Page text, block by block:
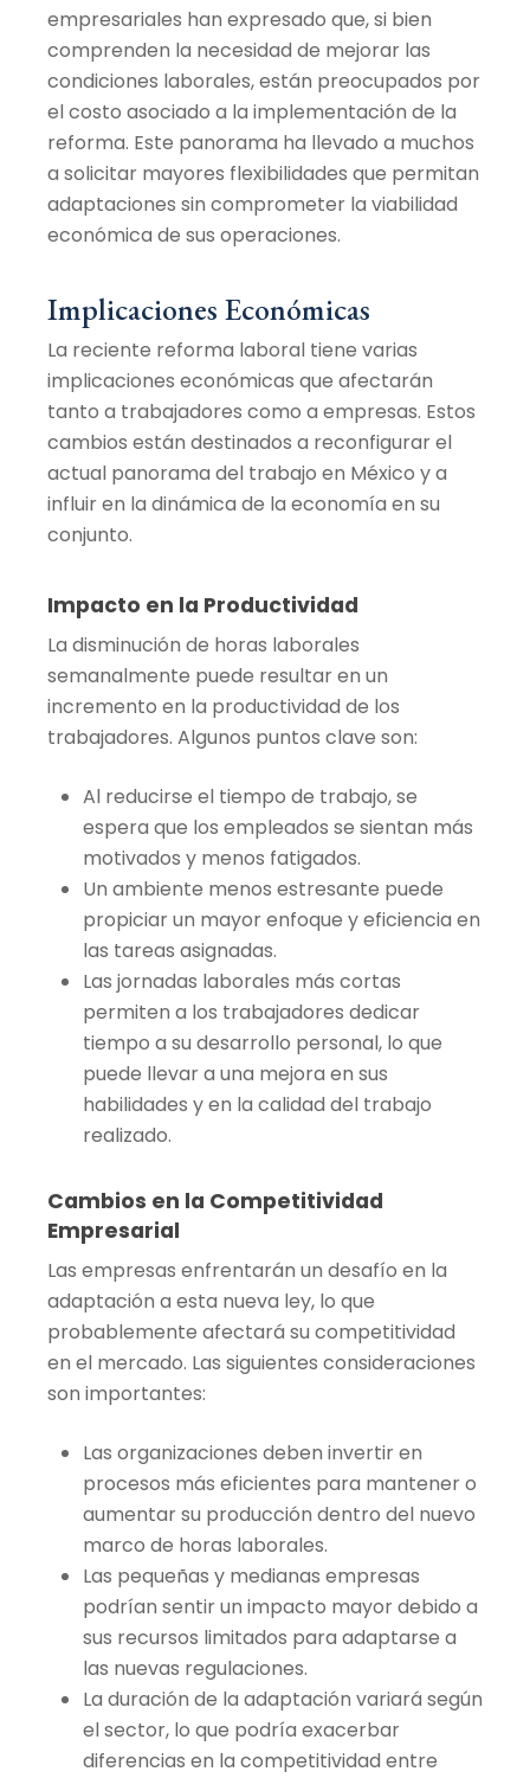
empresariales han expresado que, si bien
comprenden la necesidad de mejorar las
condiciones laborales, están preocupados por
el costo asociado a la implementación de la
reforma. Este panorama ha llevado a muchos
a solicitar mayores flexibilidades que permitan
adaptaciones sin comprometer la viabilidad
económica de sus operaciones.
Implicaciones Económicas
La reciente reforma laboral tiene varias
implicaciones económicas que afectarán
tanto a trabajadores como a empresas. Estos
cambios están destinados a reconfigurar el
actual panorama del trabajo en México y a
influir en la dinámica de la economía en su
conjunto.
Impacto en la Productividad
La disminución de horas laborales
semanalmente puede resultar en un
incremento en la productividad de los
trabajadores. Algunos puntos clave son:
Al reducirse el tiempo de trabajo, se
espera que los empleados se sientan más
motivados y menos fatigados.
Un ambiente menos estresante puede
propiciar un mayor enfoque y eficiencia en
las tareas asignadas.
Las jornadas laborales más cortas
permiten a los trabajadores dedicar
tiempo a su desarrollo personal, lo que
puede llevar a una mejora en sus
habilidades y en la calidad del trabajo
realizado.
Cambios en la Competitividad
Empresarial
Las empresas enfrentarán un desafío en la
adaptación a esta nueva ley, lo que
probablemente afectará su competitividad
en el mercado. Las siguientes consideraciones
son importantes:
Las organizaciones deben invertir en
procesos más eficientes para mantener o
aumentar su producción dentro del nuevo
marco de horas laborales.
Las pequeñas y medianas empresas
podrían sentir un impacto mayor debido a
sus recursos limitados para adaptarse a
las nuevas regulaciones.
La duración de la adaptación variará según
el sector, lo que podría exacerbar
diferencias en la competitividad entre